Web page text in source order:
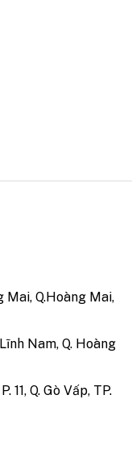
Q.Hoàng Mai,
Nam, Q. Hoàng
11, Q. Gò Vấp, TP.